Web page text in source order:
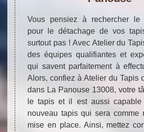
Vous pensiez à rechercher le
pour le détachage de vos
surtout pas ! Avec Atelier du
des équipes qualifiantes et
qui savent parfaitement à
Alors, confiez à Atelier du Tapis
dans La Panouse 13008, votre
le tapis et il est aussi capable
nouveau tapis qui sera comme
mise en place. Ainsi, mettez